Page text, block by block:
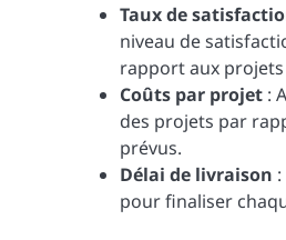
Taux de
niveau de
rapport aux projets
Coûts par projet :
des projets par
prévus.
Délai de livraison
pour finaliser